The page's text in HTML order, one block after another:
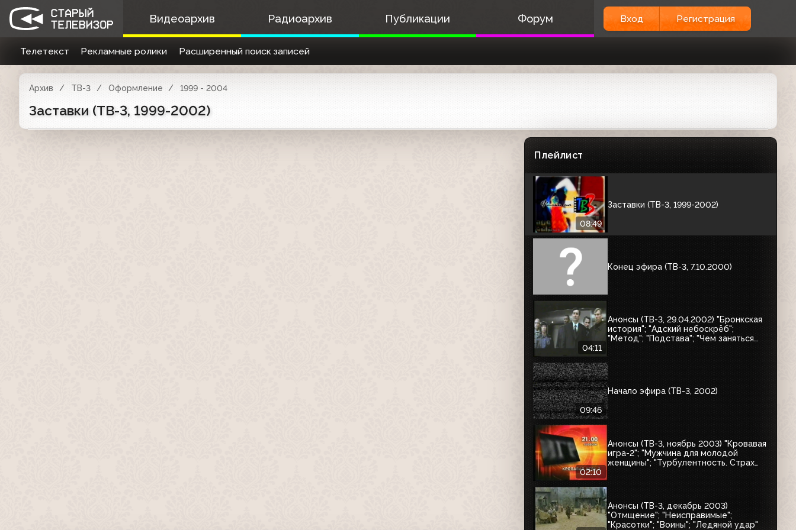
Видеоархив Радиоархив Публикации Форум Вход Регистрация
Телетекст Рекламные ролики Расширенный поиск записей
Архив ТВ-3 Оформление 1999 - 2004
Заставки (ТВ-3, 1999-2002)
Плейлист
08:49
Заставки (ТВ-3, 1999-2002)
Конец эфира (ТВ-3, 7.10.2000)
04:11
Анонсы (ТВ-3, 29.04.2002) "Бронкская
история"; "Адский небоскрёб";
"Метод"; "Подстава"; "Чем заняться
09:46
Начало эфира (ТВ-3, 2002)
02:10
Анонсы (ТВ-3, ноябрь 2003) "Кровавая
игра-2"; "Мужчина для молодой
женщины"; "Турбулентность. Страх
Анонсы (ТВ-3, декабрь 2003)
"Отмщение"; "Неисправимые";
"Красотки"; "Воины"; "Ледяной удар"